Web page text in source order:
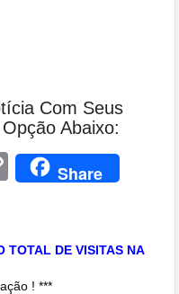
Com Seus
Abaixo:
CopyShare
TOTAL DE VISITAS NA
! ***